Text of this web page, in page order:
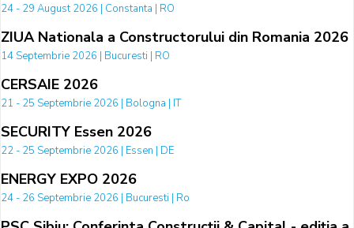
24 - 29 August 2026 | Constanta | RO
ZIUA Nationala a Constructorului din Romania 2026
14 Septembrie 2026 | Bucuresti | RO
CERSAIE 2026
21 - 25 Septembrie 2026 | Bologna | IT
SECURITY Essen 2026
22 - 25 Septembrie 2026 | Essen | DE
ENERGY EXPO 2026
24 - 26 Septembrie 2026 | Bucuresti | Ro